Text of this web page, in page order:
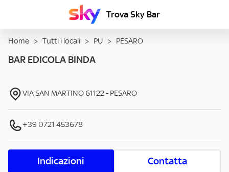
Trova Sky Bar
Home > Tutti i locali > PU > PESARO
BAR EDICOLA BINDA
VIA SAN MARTINO61122- PESARO
+39 0721 453678
Indicazioni Contatta